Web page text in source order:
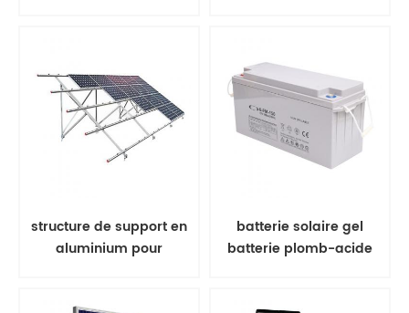
structure de support en
aluminium pour
batterie solaire gel
batterie plomb-acide